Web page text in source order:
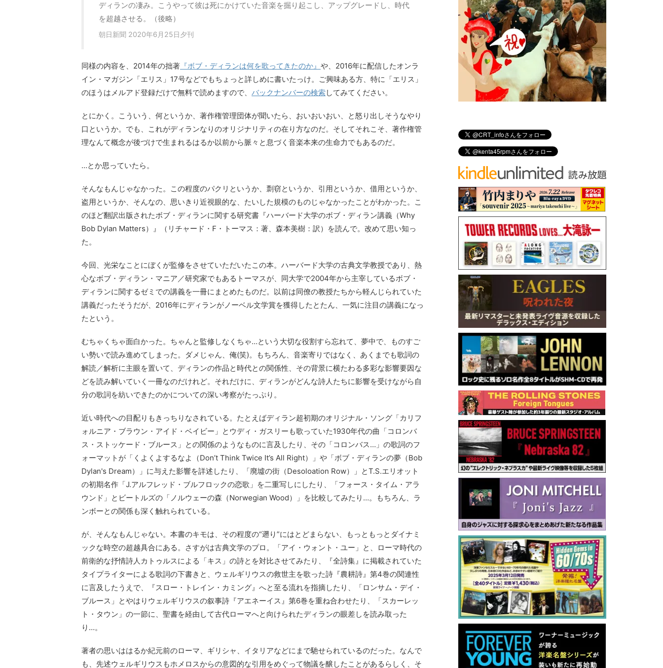
ディランの凄み。こうやって彼は死にかけていた音楽を掘り起こし、アップグレードし、時代
を超越させる。（後略）
朝日新聞 2020年6月25日夕刊
同様の内容を、2014年の拙著 『ボブ・ディランは何を歌ってきたのか』 や、2016年に配信したオンラ
イン・マガジン「エリス」17号などでもちょっと詳しめに書いたっけ。ご興味ある方、特に「エリス」
のほうはメルアド登録だけで無料で読めますので、 バックナンバーの検索 してみてください。
とにかく。こういう、何というか、著作権管理団体が聞いたら、おいおいおい、と怒り出しそうなやり
口というか。でも、これがディランなりのオリジナリティの在り方なのだ。そしてそれこそ、著作権管
理なんて概念が後づけで生まれるはるか以前から脈々と息づく音楽本来の生命力でもあるのだ。
…とか思っていたら。
そんなもんじゃなかった。この程度のパクリというか、剽窃というか、引用というか、借用というか、
盗用というか、そんなの、思いきり近視眼的な、たいした規模のものじゃなかったことがわかった。こ
のほど翻訳出版されたボブ・ディランに関する研究書『ハーバード大学のボブ・ディラン講義（Why
Bob Dylan Matters）』（リチャード・F・トーマス：著、森本美樹：訳）を読んで。改めて思い知っ
た。
今回、光栄なことにぼくが監修をさせていただいたこの本。ハーバード大学の古典文学教授であり、熱
心なボブ・ディラン・マニア／研究家でもあるトーマスが、同大学で2004年から主宰しているボブ・
ディランに関するゼミでの講義を一冊にまとめたものだ。以前は同僚の教授たちから軽んじられていた
講義だったそうだが、2016年にディランがノーベル文学賞を獲得したとたん、一気に注目の講義になっ
たという。
むちゃくちゃ面白かった。ちゃんと監修しなくちゃ…という大切な役割すら忘れて、夢中で、ものすご
い勢いで読み進めてしまった。ダメじゃん、俺(笑)。もちろん、音楽寄りではなく、あくまでも歌詞の
解読／解析に主眼を置いて、ディランの作品と時代との関係性、その背景に横たわる多彩な影響要因な
どを読み解いていく一冊なのだけれど。それだけに、ディランがどんな詩人たちに影響を受けながら自
分の歌詞を紡いできたのかについての深い考察がたっぷり。
近い時代への目配りもきっちりなされている。たとえばディラン超初期のオリジナル・ソング「カリフ
ォルニア・ブラウン・アイド・ベイビー」とウディ・ガスリーも歌っていた1930年代の曲「コロンバ
ス・ストッケード・ブルース」との関係のようなものに言及したり、その「コロンバス…」の歌詞のフ
ォーマットが「くよくよするなよ（Don’t Think Twice It’s All Right）」や「ボブ・ディランの夢（Bob
Dylan's Dream）」に与えた影響を詳述したり、「廃墟の街（Desoloation Row）」とT.S.エリオット
の初期名作「J.アルフレッド・ブルフロックの恋歌」を二重写しにしたり、「フォース・タイム・アラ
ウンド」とビートルズの「ノルウェーの森（Norwegian Wood）」を比較してみたり…。もちろん、ラ
ンボーとの関係も深く触れられている。
が、そんなもんじゃない。本書のキモは、その程度の“遡り”にはとどまらない、もっともっとダイナミ
ックな時空の超越具合にある。さすがは古典文学のプロ。「アイ・ウォント・ユー」と、ローマ時代の
前衛的な抒情詩人カトゥルスによる「キス」の詩とを対比させてみたり、『全詩集』に掲載されていた
タイプライターによる歌詞の下書きと、ウェルギリウスの救世主を歌った詩『農耕詩』第4巻の関連性
に言及したうえで、『スロー・トレイン・カミング』へと至る流れを指摘したり、「ロンサム・デイ・
ブルース」とやはりウェルギリウスの叙事詩『アエネーイス』第6巻を重ね合わせたり、「スカーレッ
ト・タウン」の一節に、聖書を経由して古代ローマへと向けられたディランの眼差しを読み取った
り…。
著者の思いははるか紀元前のローマ、ギリシャ、イタリアなどにまで馳せられているのだった。なんで
も、先述ウェルギリウスもホメロスからの意図的な引用をめぐって物議を醸したことがあるらしく、そ